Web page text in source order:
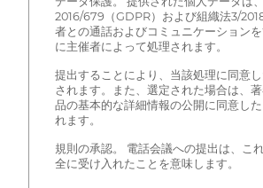
2016/679（GDPR）および組織法3/
者との通話およびコミュニケーション
に主催者によって処理されます。
提出することにより、当該処理に同意
されます。また、選定された場合は、
品の基本的な詳細情報の公開に同意し
れます。
規則の承認。 電話会議への提出は、こ
全に受け入れたことを意味します。